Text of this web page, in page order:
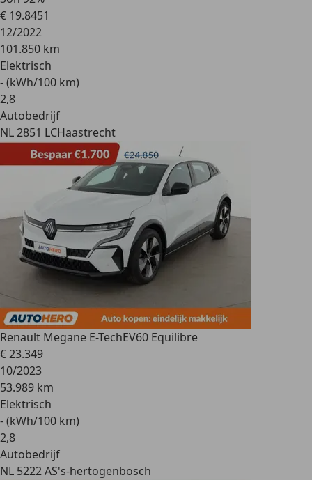
€ 19.8451
12/2022
101.850 km
Elektrisch
- (kWh/100 km)
2,8
Autobedrijf
NL 2851 LCHaastrecht
Renault Megane E-TechEV60 Equilibre
€ 23.349
10/2023
53.989 km
Elektrisch
- (kWh/100 km)
2,8
Autobedrijf
NL 5222 AS's-hertogenbosch